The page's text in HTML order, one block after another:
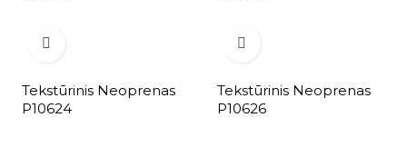

Tekstūrinis Neoprenas
P10624

Tekstūrinis Neoprenas
P10626